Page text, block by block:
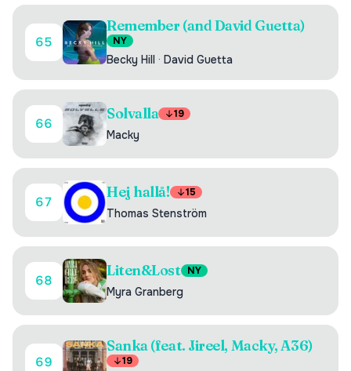
65
Remember (and David Guetta)
NY
Becky Hill · David Guetta
66
Solvalla 19
Macky
67
Hej hallå! 15
Thomas Stenström
68
Liten&Lost NY
Myra Granberg
69
Sanka (feat. Jireel, Macky, A36)
19